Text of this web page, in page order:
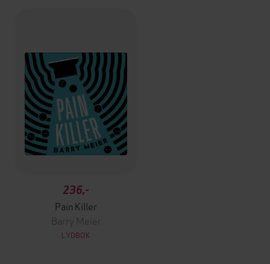
236,-
Pain Killer
Barry Meier
LYDBOK